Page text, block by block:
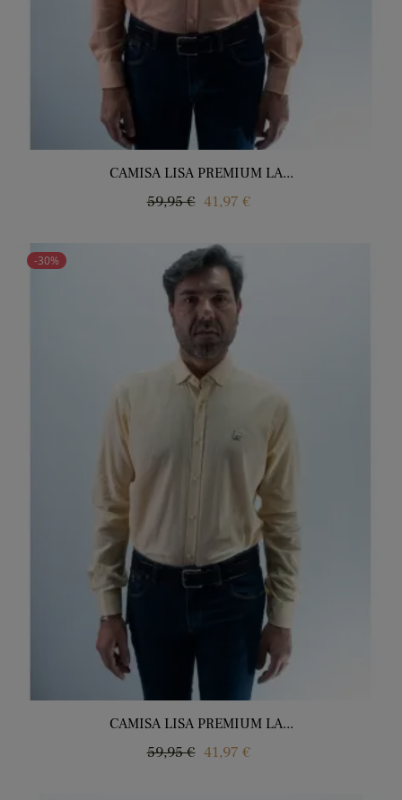
CAMISA LISA PREMIUM LA...
Precio
59,95 € Precio
41,97 €
-30%
CAMISA LISA PREMIUM LA...
Precio
59,95 € Precio
41,97 €